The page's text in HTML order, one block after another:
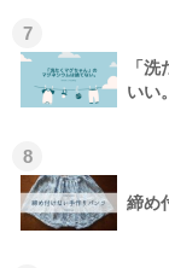
7
「
いい。
8
締め